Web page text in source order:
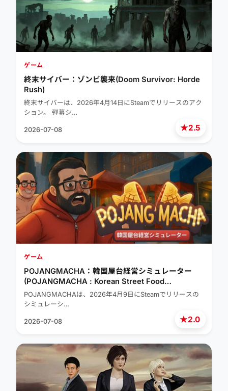
★2.5
ゲーム
終末サイバー：ゾンビ襲来(Doom Survivor: Horde
Rush)
終末サイバーは、2026年4月14日にSteamでリリースのアク
ション。 弾幕シ…
2026-07-08
★2.0
ゲーム
POJANGMACHA：韓国屋台経営シミュレーター
(POJANGMACHA : Korean Street Food
Management Simulator)
POJANGMACHAは、2026年4月9日にSteamでリリースの
シミュレーシ…
2026-07-08